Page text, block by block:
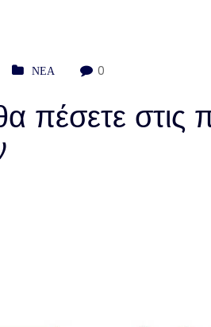
ΝΕΑ 0
πέσετε στις